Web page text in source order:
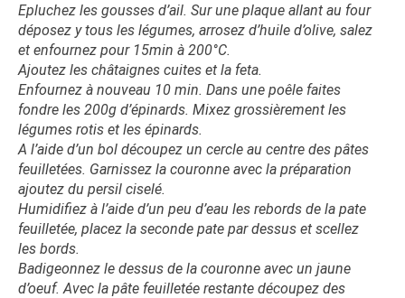
Epluchez les gousses d’ail. Sur une plaque allant au four
déposez y tous les légumes, arrosez d’huile d’olive, salez
et enfournez pour 15min à 200°C.
Ajoutez les châtaignes cuites et la feta.
Enfournez à nouveau 10 min. Dans une poêle faites
fondre les 200g d’épinards. Mixez grossièrement les
légumes rotis et les épinards.
A l’aide d’un bol découpez un cercle au centre des pâtes
feuilletées. Garnissez la couronne avec la préparation
ajoutez du persil ciselé.
Humidifiez à l’aide d’un peu d’eau les rebords de la pate
feuilletée, placez la seconde pate par dessus et scellez
les bords.
Badigeonnez le dessus de la couronne avec un jaune
d’oeuf. Avec la pâte feuilletée restante découpez des